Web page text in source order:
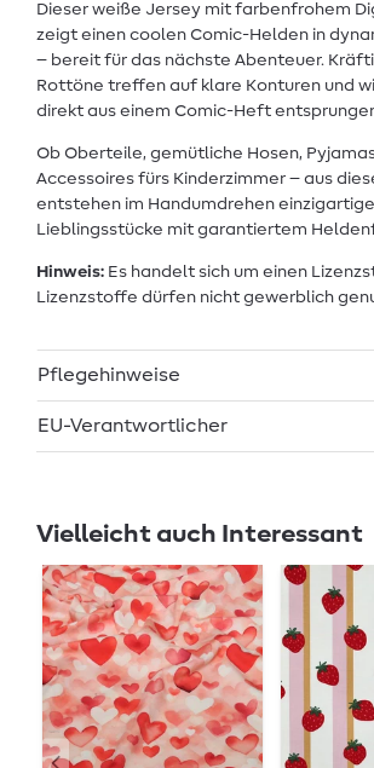
Dieser weiße Jersey mit farbenfrohem
zeigt einen coolen Comic-Helden in
– bereit für das nächste Abenteuer.
Rottöne treffen auf klare Konturen und
direkt aus einem Comic-Heft
Ob Oberteile, gemütliche Hosen,
Accessoires fürs Kinderzimmer – aus
entstehen im Handumdrehen einzigartige
Lieblingsstücke mit garantiertem
Hinweis: Es handelt sich um einen
Lizenzstoffe dürfen nicht gewerblich
Pflegehinweise
EU-Verantwortlicher
Vielleicht auch Interessant